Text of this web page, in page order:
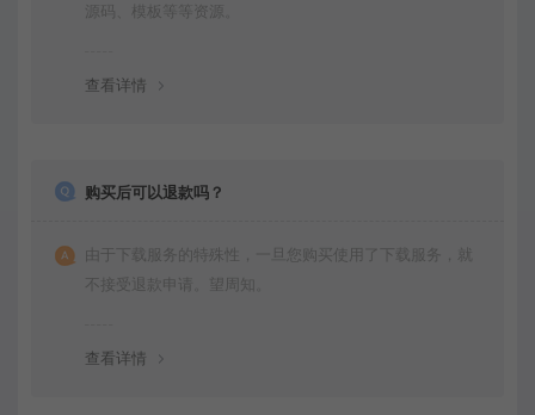
源码、模板等等资源。
查看详情
购买后可以退款吗？
由于下载服务的特殊性，一旦您购买使用了下载服务，就
不接受退款申请。望周知。
查看详情